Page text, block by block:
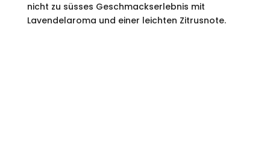
nicht zu süsses Geschmackserlebnis mit
Lavendelaroma und einer leichten Zitrusnote.